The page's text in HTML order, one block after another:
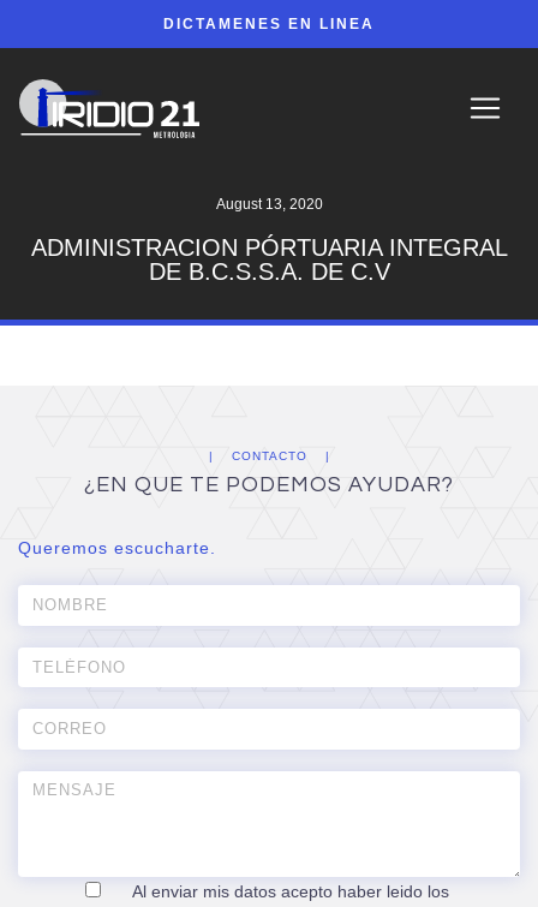
DICTAMENES EN LINEA
August 13, 2020
ADMINISTRACION PÓRTUARIA INTEGRAL
DE B.C.S.S.A. DE C.V
CONTACTO
¿EN QUE TE PODEMOS AYUDAR?
Queremos escucharte.
Al enviar mis datos acepto haber leido los